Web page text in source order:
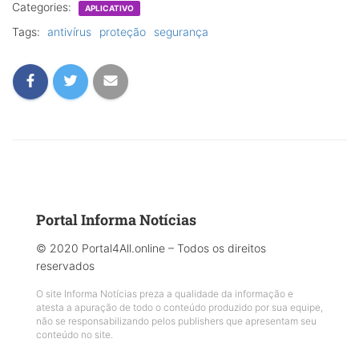
Categories: APLICATIVO
Tags: antivírus proteção segurança
Portal Informa Notícias
© 2020 Portal4All.online – Todos os direitos
reservados
O site Informa Notícias preza a qualidade da informação e
atesta a apuração de todo o conteúdo produzido por sua equipe,
não se responsabilizando pelos publishers que apresentam seu
conteúdo no site.